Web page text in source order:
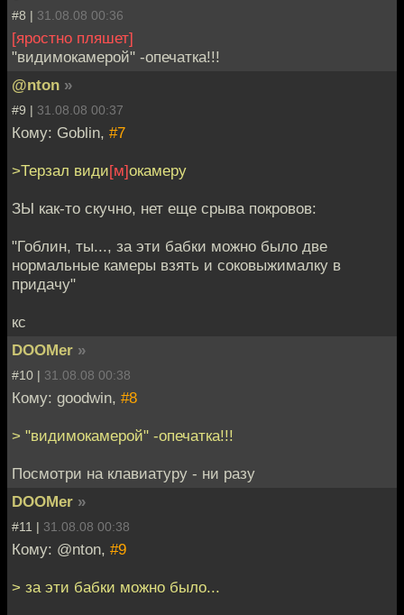
#8 | 31.08.08 00:36
[яростно пляшет]
"видимокамерой" -опечатка!!!
@nton »
#9 | 31.08.08 00:37
Кому: Goblin, #7
>Терзал види[м]окамеру
ЗЫ как-то скучно, нет еще срыва покровов:
"Гоблин, ты..., за эти бабки можно было две
нормальные камеры взять и соковыжималку в
придачу"
кс
DOOMer »
#10 | 31.08.08 00:38
Кому: goodwin, #8
> "видимокамерой" -опечатка!!!
Посмотри на клавиатуру - ни разу
DOOMer »
#11 | 31.08.08 00:38
Кому: @nton, #9
> за эти бабки можно было...